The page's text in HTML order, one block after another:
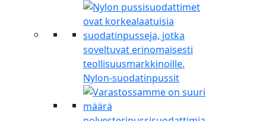
Nylon-suodatinpussit